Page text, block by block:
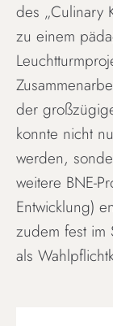
des „Culinary
zu einem
der
konnte nicht
werden,
weitere BNE-
Entwicklung)
zudem fest im
als